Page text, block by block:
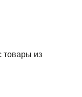
товары из